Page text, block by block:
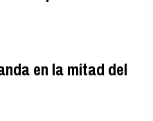
en la mitad del